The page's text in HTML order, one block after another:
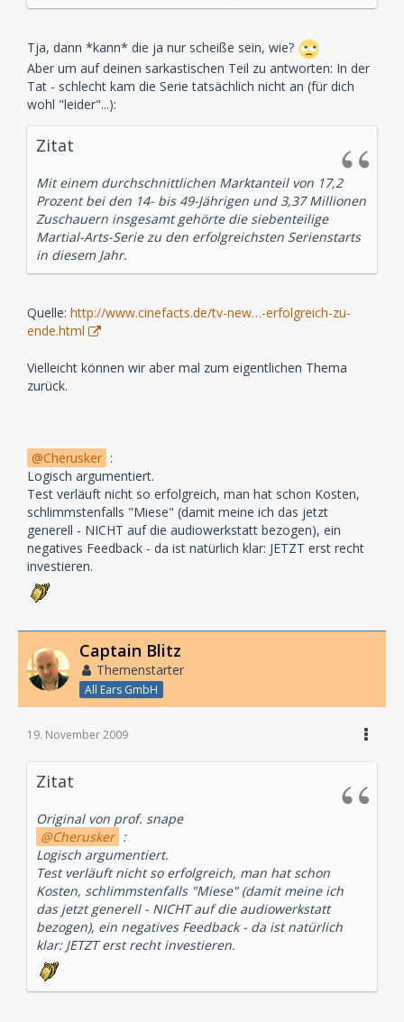
Tja, dann *kann* die ja nur scheiße sein, wie?
Aber um auf deinen sarkastischen Teil zu antworten: In der
Tat - schlecht kam die Serie tatsächlich nicht an (für dich
wohl "leider"...):
Zitat
Mit einem durchschnittlichen Marktanteil von 17,2
Prozent bei den 14- bis 49-Jährigen und 3,37 Millionen
Zuschauern insgesamt gehörte die siebenteilige
Martial-Arts-Serie zu den erfolgreichsten Serienstarts
in diesem Jahr.
Quelle: http://www.cinefacts.de/tv-new…-erfolgreich-zu-
ende.html
Vielleicht können wir aber mal zum eigentlichen Thema
zurück.
Cherusker :
Logisch argumentiert.
Test verläuft nicht so erfolgreich, man hat schon Kosten,
schlimmstenfalls "Miese" (damit meine ich das jetzt
generell - NICHT auf die audiowerkstatt bezogen), ein
negatives Feedback - da ist natürlich klar: JETZT erst recht
investieren.
Captain Blitz
Themenstarter
All Ears GmbH
19. November 2009
Zitat
Original von prof. snape
Cherusker :
Logisch argumentiert.
Test verläuft nicht so erfolgreich, man hat schon
Kosten, schlimmstenfalls "Miese" (damit meine ich
das jetzt generell - NICHT auf die audiowerkstatt
bezogen), ein negatives Feedback - da ist natürlich
klar: JETZT erst recht investieren.